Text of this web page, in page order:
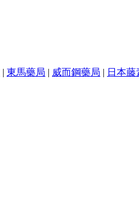
| 東馬藥局 | 威而鋼藥局 | 日本